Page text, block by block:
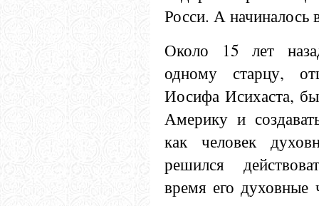
Росси. А начиналось
Около 15 лет
одному старцу,
Иосифа Исихаста,
Америку и
как человек
решился
время его духовные